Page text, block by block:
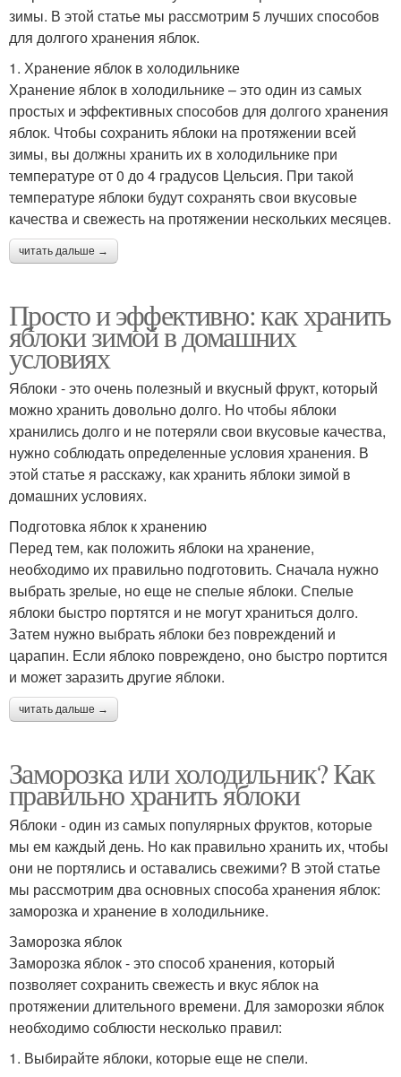
зимы. В этой статье мы рассмотрим 5 лучших способов
для долгого хранения яблок.
1. Хранение яблок в холодильнике
Хранение яблок в холодильнике – это один из самых
простых и эффективных способов для долгого хранения
яблок. Чтобы сохранить яблоки на протяжении всей
зимы, вы должны хранить их в холодильнике при
температуре от 0 до 4 градусов Цельсия. При такой
температуре яблоки будут сохранять свои вкусовые
качества и свежесть на протяжении нескольких месяцев.
читать дальше →
Просто и эффективно: как хранить
яблоки зимой в домашних
условиях
Яблоки - это очень полезный и вкусный фрукт, который
можно хранить довольно долго. Но чтобы яблоки
хранились долго и не потеряли свои вкусовые качества,
нужно соблюдать определенные условия хранения. В
этой статье я расскажу, как хранить яблоки зимой в
домашних условиях.
Подготовка яблок к хранению
Перед тем, как положить яблоки на хранение,
необходимо их правильно подготовить. Сначала нужно
выбрать зрелые, но еще не спелые яблоки. Спелые
яблоки быстро портятся и не могут храниться долго.
Затем нужно выбрать яблоки без повреждений и
царапин. Если яблоко повреждено, оно быстро портится
и может заразить другие яблоки.
читать дальше →
Заморозка или холодильник? Как
правильно хранить яблоки
Яблоки - один из самых популярных фруктов, которые
мы ем каждый день. Но как правильно хранить их, чтобы
они не портялись и оставались свежими? В этой статье
мы рассмотрим два основных способа хранения яблок:
заморозка и хранение в холодильнике.
Заморозка яблок
Заморозка яблок - это способ хранения, который
позволяет сохранить свежесть и вкус яблок на
протяжении длительного времени. Для заморозки яблок
необходимо соблюсти несколько правил:
1. Выбирайте яблоки, которые еще не спели.